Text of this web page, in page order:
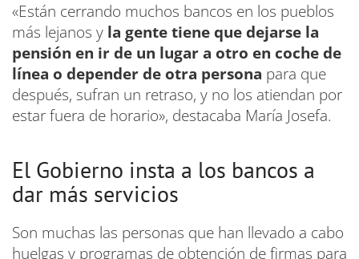
«Están cerrando muchos bancos en los pueblos
más lejanos y la gente tiene que dejarse la
pensión en ir de un lugar a otro en coche de
línea o depender de otra persona para que
después, sufran un retraso, y no los atiendan por
estar fuera de horario», destacaba María Josefa.
El Gobierno insta a los bancos a
dar más servicios
Son muchas las personas que han llevado a cabo
huelgas y programas de obtención de firmas para